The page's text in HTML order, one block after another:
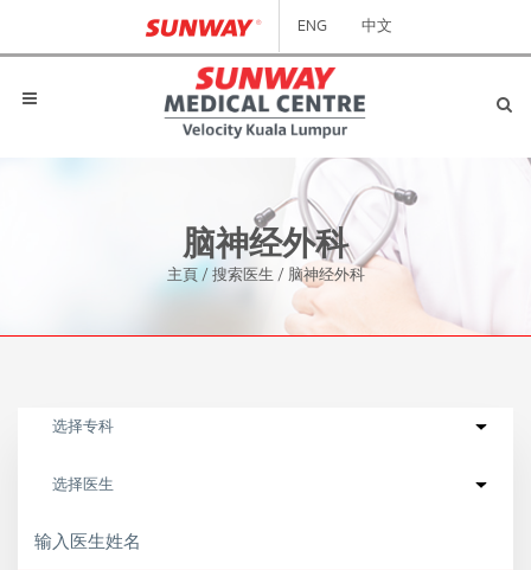
ENG 中文
脑神经外科
主頁 / 搜索医生 / 脑神经外科